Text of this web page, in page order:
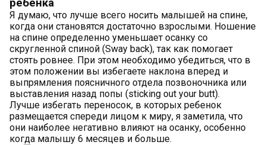
ребенка
Я думаю, что лучше всего носить малышей на спине,
когда они становятся достаточно взрослыми. Ношение
на спине определенно уменьшает осанку со
скругленной спиной (Sway back), так как помогает
стоять ровнее. При этом необходимо убедиться, что в
этом положении вы избегаете наклона вперед и
выпрямления поясничного отдела позвоночника или
выставления назад попы (sticking out your butt).
Лучше избегать переносок, в которых ребенок
размещается спереди лицом к миру, я заметила, что
они наиболее негативно влияют на осанку, особенно
когда малышу 6 месяцев и больше.